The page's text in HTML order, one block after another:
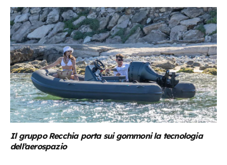
Il gruppo Recchia porta sui gommoni la tecnologia
dell’aerospazio